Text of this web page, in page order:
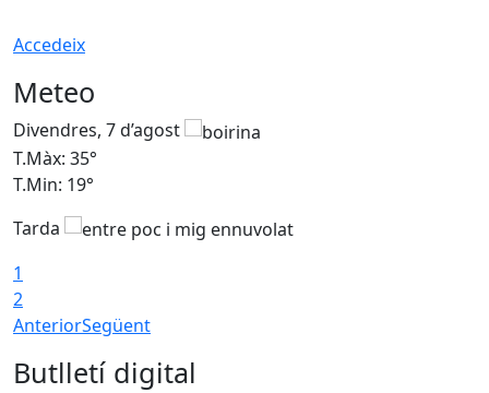
Accedeix
Meteo
Divendres, 7 d’agost
T.Màx: 35°
T.Min: 19°
Tarda
1
2
AnteriorSegüent
Butlletí digital